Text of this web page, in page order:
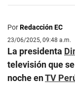
PorRedacción EC
23/06/2025, 09:48 a.m.
La presidenta
televisión que
noche enTV